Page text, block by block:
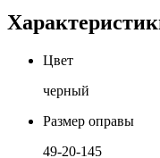
Цвет
черный
Размер оправы
49-20-145